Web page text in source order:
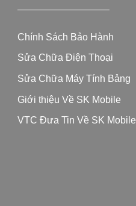
—————————–
Chính Sách Bảo Hành
Sửa Chữa Điện Thoại
Sửa Chữa Máy Tính Bảng
Giới thiệu Về SK Mobile
VTC Đưa Tin Về SK Mobile